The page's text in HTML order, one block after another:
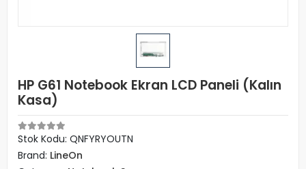
HP G61 Notebook Ekran LCD Paneli (Kalın
Kasa)
Stok Kodu: QNFYRYOUTN
Brand: LineOn